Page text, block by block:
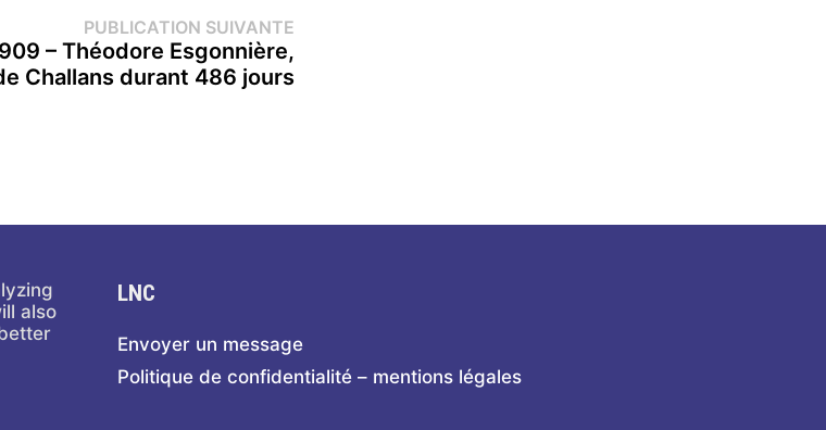
PUBLICATION SUIVANTEPublication
– Théodore Esgonnière,
Challans durant 486 jours
also
LNC
Envoyer un message
Politique de confidentialité – mentions légales